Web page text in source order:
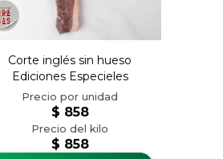
Corte inglés sin hueso
Ediciones Especieles
$ 858
$ 858